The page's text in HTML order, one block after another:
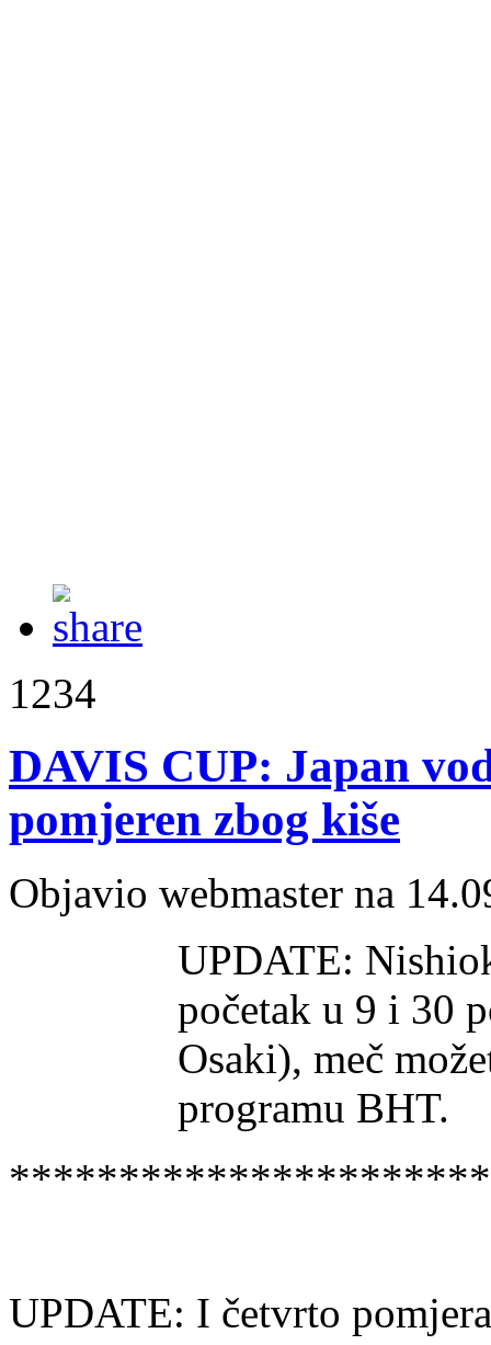
1234
DAVIS CUP: Japan
pomjeren zbog kiše
Objavio webmaster na
UPDATE:
početak u 9 i 30
Osaki), meč
programu BHT.
UPDATE: I četvrto